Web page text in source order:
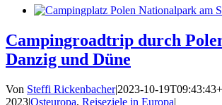
Campingroadtrip durch
Danzig und Düne
Von Steffi Rickenbacher|2023-10-
2023|Osteuropa, Reiseziele in Europa|